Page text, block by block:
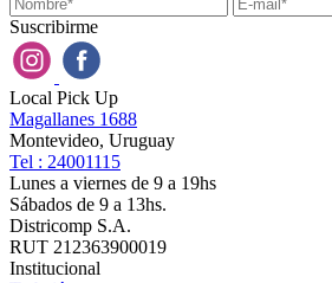
Suscribirme
Local Pick Up
Magallanes 1688
Montevideo, Uruguay
Tel : 24001115
Lunes a viernes de 9 a 19hs
Sábados de 9 a 13hs.
Districomp S.A.
RUT 212363900019
Institucional